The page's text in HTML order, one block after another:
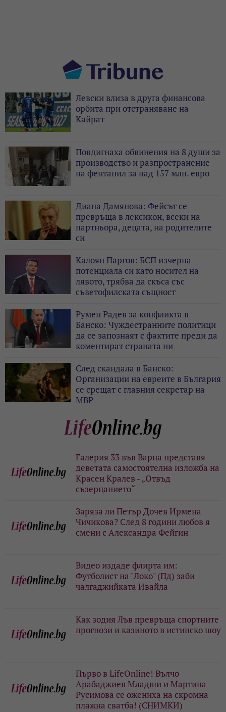
Левски влиза в друга финансова
орбита при отстраняване на
Кайрат
Повдигнаха обвинения на 8 души за
производство и разпространение
на фентанил за над 157 млн. евро
Диана Дамянова: Фейсът се
превръща в лексикон, всеки на
партньора, децата, на родителите
си
Калоян Паргов: БСП изчерпа
потенциала си като носител на
лявото, трябва да скъса със
съветофилската същност
Румен Радев за конфликта в
Банско: Чуждестранните политици
да се запознаят с фактите преди да
коментират страната ни
След скандала в Банско:
Организации на евреите в България
се срещат с главния секретар на
МВР
Галерия 33 във Варна представя
деветата самостоятелна изложба на
Красен Кралев - „Отвъд
съзерцанието“
Заряза ли Петър Дочев Ирмена
Чичикова? След 8 години любов я
смени с Александра Фейгин
Видео издаде флирта им:
Футболист на "Локо" (Пд) заби
чалгаджийката Ивайла
Как зодия Лъв превръща спортните
прогнози и казиното в истинско шоу
Първо в LifeOnline! Вълчо
Арабаджиев Младши и Мартина
Русимова сe oжениха на скромна
плажна сватба! (СНИМКИ)